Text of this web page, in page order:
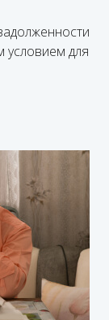
условием для